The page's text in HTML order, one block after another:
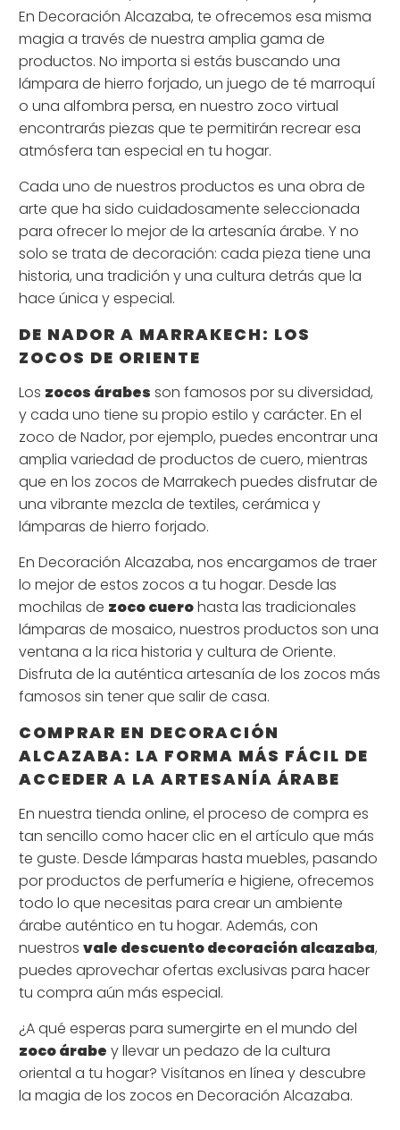
En Decoración Alcazaba, te ofrecemos esa misma
magia a través de nuestra amplia gama de
productos. No importa si estás buscando una
lámpara de hierro forjado, un juego de té marroquí
o una alfombra persa, en nuestro zoco virtual
encontrarás piezas que te permitirán recrear esa
atmósfera tan especial en tu hogar.
Cada uno de nuestros productos es una obra de
arte que ha sido cuidadosamente seleccionada
para ofrecer lo mejor de la artesanía árabe. Y no
solo se trata de decoración: cada pieza tiene una
historia, una tradición y una cultura detrás que la
hace única y especial.
DE NADOR A MARRAKECH: LOS
ZOCOS DE ORIENTE
Los zocos árabes son famosos por su diversidad,
y cada uno tiene su propio estilo y carácter. En el
zoco de Nador, por ejemplo, puedes encontrar una
amplia variedad de productos de cuero, mientras
que en los zocos de Marrakech puedes disfrutar de
una vibrante mezcla de textiles, cerámica y
lámparas de hierro forjado.
En Decoración Alcazaba, nos encargamos de traer
lo mejor de estos zocos a tu hogar. Desde las
mochilas de zoco cuerohasta las tradicionales
lámparas de mosaico, nuestros productos son una
ventana a la rica historia y cultura de Oriente.
Disfruta de la auténtica artesanía de los zocos más
famosos sin tener que salir de casa.
COMPRAR EN DECORACIÓN
ALCAZABA: LA FORMA MÁS FÁCIL DE
ACCEDER A LA ARTESANÍA ÁRABE
En nuestra tienda online, el proceso de compra es
tan sencillo como hacer clic en el artículo que más
te guste. Desde lámparas hasta muebles, pasando
por productos de perfumería e higiene, ofrecemos
todo lo que necesitas para crear un ambiente
árabe auténtico en tu hogar. Además, con
nuestrosvale descuento decoración alcazaba,
puedes aprovechar ofertas exclusivas para hacer
tu compra aún más especial.
¿A qué esperas para sumergirte en el mundo del
zoco árabe y llevar un pedazo de la cultura
oriental a tu hogar? Visítanos en línea y descubre
la magia de los zocos en Decoración Alcazaba.